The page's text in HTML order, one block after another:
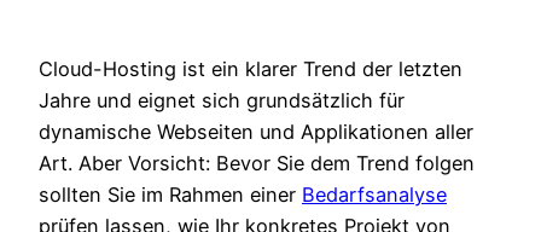
Cloud-Hosting ist ein klarer Trend der letzten
Jahre und eignet sich grundsätzlich für
dynamische Webseiten und Applikationen aller
Art. Aber Vorsicht: Bevor Sie dem Trend folgen
sollten Sie im Rahmen einer Bedarfsanalyse
prüfen lassen, wie Ihr konkretes Projekt von